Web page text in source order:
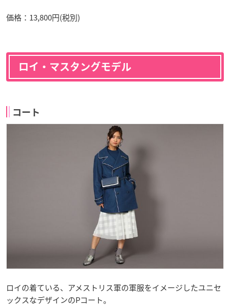
価格：13,800円(税別)
ロイ・マスタングモデル
コート
ロイの着ている、アメストリス軍の軍服をイメージしたユニセ
ックスなデザインのPコート。